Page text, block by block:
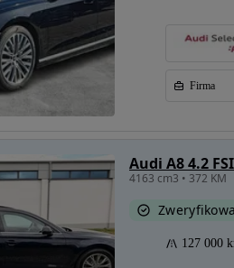
Firma
Audi A8 4.2
4163 cm3 • 372 KM
127 000